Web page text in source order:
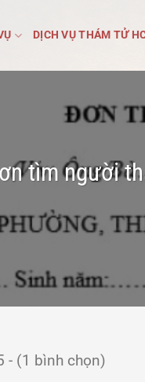
DỊCH VỤ THÁM TỬ
tìm người
- (1 bình chọn)